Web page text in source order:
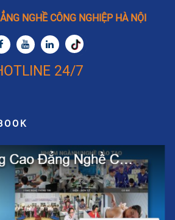
NGHỀ CÔNG NGHIỆP HÀ NỘI
24/7